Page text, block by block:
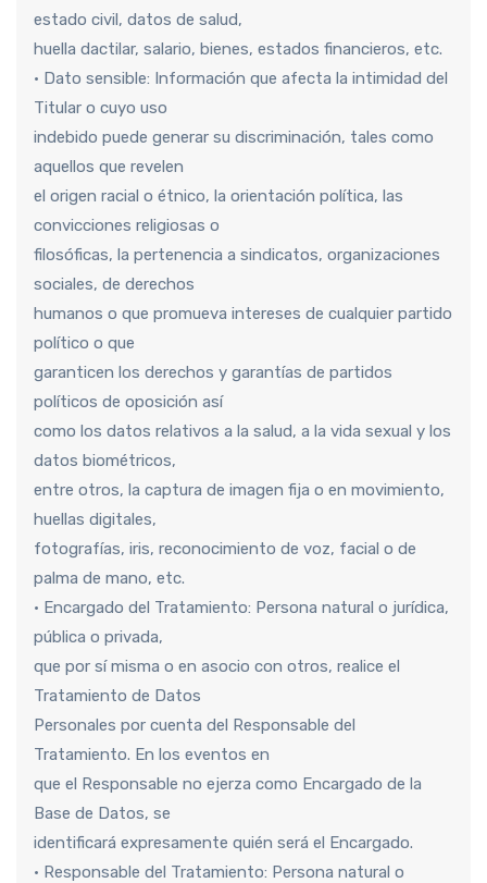
estado civil, datos de salud,
huella dactilar, salario, bienes, estados financieros, etc.
• Dato sensible: Información que afecta la intimidad del
Titular o cuyo uso
indebido puede generar su discriminación, tales como
aquellos que revelen
el origen racial o étnico, la orientación política, las
convicciones religiosas o
filosóficas, la pertenencia a sindicatos, organizaciones
sociales, de derechos
humanos o que promueva intereses de cualquier partido
político o que
garanticen los derechos y garantías de partidos
políticos de oposición así
como los datos relativos a la salud, a la vida sexual y los
datos biométricos,
entre otros, la captura de imagen fija o en movimiento,
huellas digitales,
fotografías, iris, reconocimiento de voz, facial o de
palma de mano, etc.
• Encargado del Tratamiento: Persona natural o jurídica,
pública o privada,
que por sí misma o en asocio con otros, realice el
Tratamiento de Datos
Personales por cuenta del Responsable del
Tratamiento. En los eventos en
que el Responsable no ejerza como Encargado de la
Base de Datos, se
identificará expresamente quién será el Encargado.
• Responsable del Tratamiento: Persona natural o